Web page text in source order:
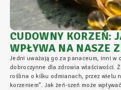
CUDOWNY KORZEŃ:
WPŁYWA NA NASZE
Jedni uważają go za panaceum, inni w
dobroczynne dla zdrowia właściwości.
roślina o kilku odmianach, przez wielu
korzeniem”. Jak żeń-szeń może